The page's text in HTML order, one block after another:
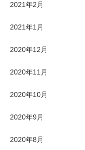
2021年2月
2021年1月
2020年12月
2020年11月
2020年10月
2020年9月
2020年8月